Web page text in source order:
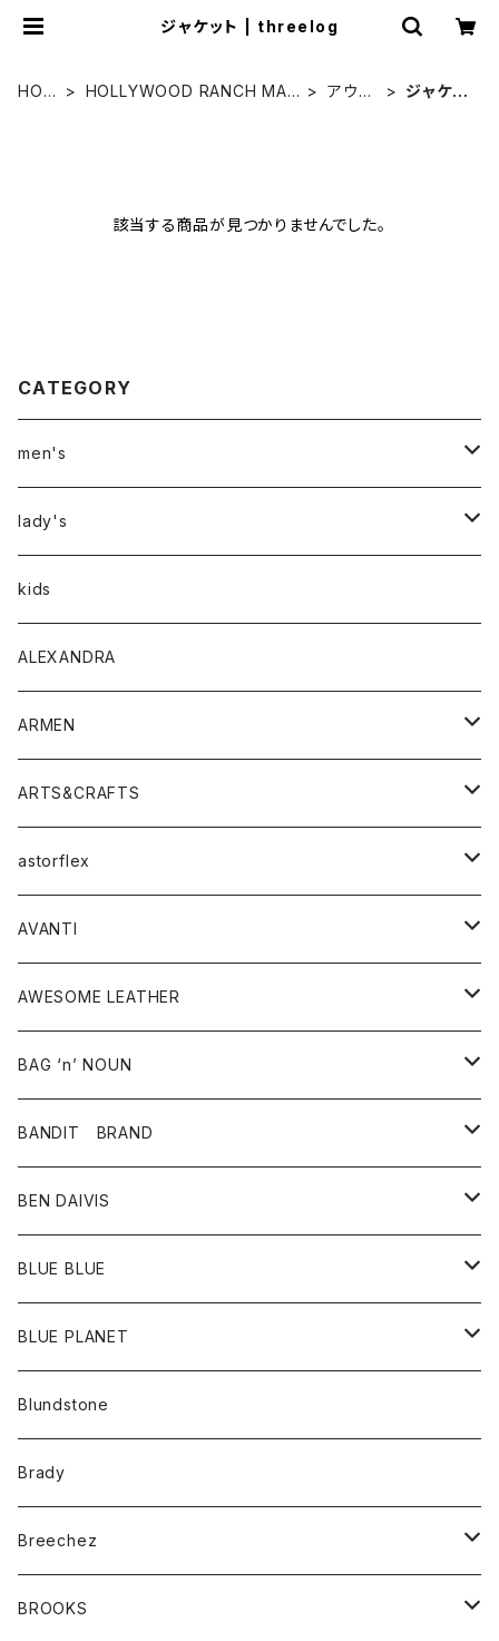
ジャケット | threelog
HOM
HOLLYWOOD RANCH MAR
アウタ
ジャケッ
該当する商品が見つかりませんでした。
CATEGORY
men's
アウター
トップス
Tシャツ
シャツ
ボトムス
lady's
アウター
トップス
Tシャツ・カットソー
シャツ・ブラウス
ボトムス
パンツ
スカート
ワンピース・オールインワン
バッグ
シューズ
アクセサリー
その他雑貨
kids
ALEXANDRA
ARMEN
アウター
コート
ジャケット
トップス
ベスト
シャツ
ワンピース
ボトム
スカート
パンツ
グッズ
靴
ARTS&CRAFTS
アクセサリー
ウォレット
バッグ
astorflex
グッズ
靴
AVANTI
シャツ
AWESOME LEATHER
アウター
革ジャケット
BAG ‘n’ NOUN
アクセサリー
バッグ
ポーチ
BANDIT BRAND
トップス
Ｔシャツ
BEN DAIVIS
ポトム
パンツ
BLUE BLUE
アウター
カーディガン
コート
アクセサリー
バッグ
ベルト
キッズ
Tシャツ
グッズ
アンダーウェアー
トップス
BLUE PLANET
サングラス
Blundstone
Brady
Breechez
シャツ
BROOKS